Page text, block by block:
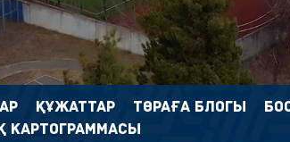
ҚҰЖАТТАР ТӨРАҒА БЛОГЫ